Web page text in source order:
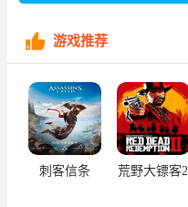
游戏推荐
刺客信条 荒野大镖客2